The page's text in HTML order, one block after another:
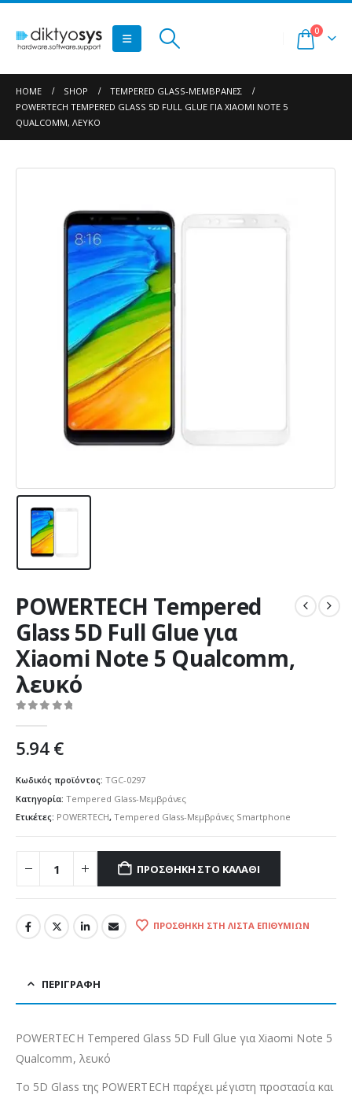
0
HOME SHOP
TEMPERED GLASS-ΜΕΜΒΡΆΝΕΣ
POWERTECH TEMPERED GLASS 5D FULL GLUE ΓΙΑ XIAOMI NOTE 5
QUALCOMM, ΛΕΥΚΌ
POWERTECH Tempered
Glass 5D Full Glue για
Xiaomi Note 5 Qualcomm,
λευκό
5.94€
Κωδικός προϊόντος: TGC-0297
Κατηγορία: Tempered Glass-Μεμβράνες
Ετικέτες: POWERTECH, Tempered Glass-Μεμβράνες Smartphone
ΠΡΟΣΘΉΚΗ ΣΤΟ ΚΑΛΆΘΙ
ΠΡΟΣΘΉΚΗ ΣΤΗ ΛΊΣΤΑ ΕΠΙΘΥΜΙΏΝ
ΠΕΡΙΓΡΑΦΉ
POWERTECH Tempered Glass 5D Full Glue για Xiaomi Note 5
Qualcomm, λευκό
Το 5D Glass της POWERTECH παρέχει μέγιστη προστασία και